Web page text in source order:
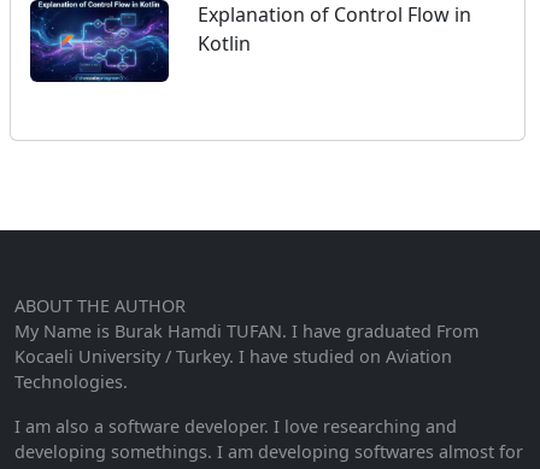
Explanation of Control Flow in
Kotlin
ABOUT THE AUTHOR
My Name is Burak Hamdi TUFAN. I have graduated From
Kocaeli University / Turkey. I have studied on Aviation
Technologies.
I am also a software developer. I love researching and
developing somethings. I am developing softwares almost for